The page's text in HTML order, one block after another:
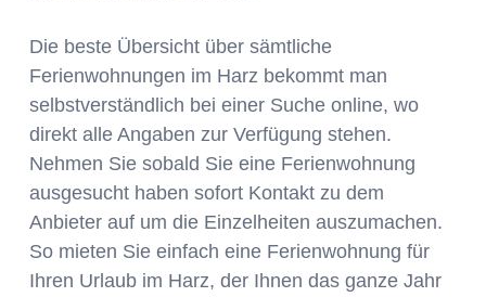
Die beste Übersicht über sämtliche
Ferienwohnungen im Harz bekommt man
selbstverständlich bei einer Suche online, wo
direkt alle Angaben zur Verfügung stehen.
Nehmen Sie sobald Sie eine Ferienwohnung
ausgesucht haben sofort Kontakt zu dem
Anbieter auf um die Einzelheiten auszumachen.
So mieten Sie einfach eine Ferienwohnung für
Ihren Urlaub im Harz, der Ihnen das ganze Jahr